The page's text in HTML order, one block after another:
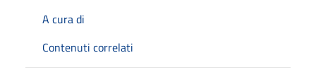
A cura di
Contenuti correlati